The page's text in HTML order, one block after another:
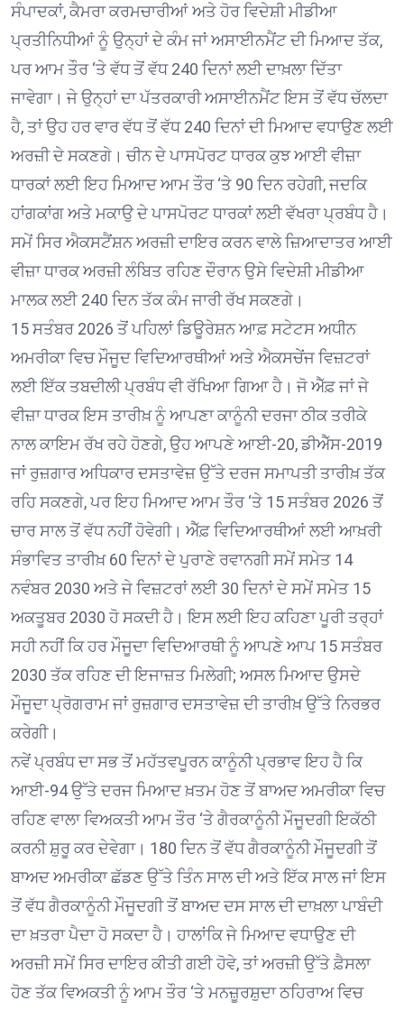
ਸੰਪਾਦਕਾਂ, ਕੈਮਰਾ ਕਰਮਚਾਰੀਆਂ ਅਤੇ ਹੋਰ ਵਿਦੇਸ਼ੀ ਮੀਡੀਆ
ਪ੍ਰਤੀਨਿਧੀਆਂ ਨੂੰ ਉਨ੍ਹਾਂ ਦੇ ਕੰਮ ਜਾਂ ਅਸਾਈਨਮੈਂਟ ਦੀ ਮਿਆਦ ਤੱਕ,
ਪਰ ਆਮ ਤੌਰ ‘ਤੇ ਵੱਧ ਤੋਂ ਵੱਧ 240 ਦਿਨਾਂ ਲਈ ਦਾਖ਼ਲਾ ਦਿੱਤਾ
ਜਾਵੇਗਾ। ਜੇ ਉਨ੍ਹਾਂ ਦਾ ਪੱਤਰਕਾਰੀ ਅਸਾਈਨਮੈਂਟ ਇਸ ਤੋਂ ਵੱਧ ਚੱਲਦਾ
ਹੈ, ਤਾਂ ਉਹ ਹਰ ਵਾਰ ਵੱਧ ਤੋਂ ਵੱਧ 240 ਦਿਨਾਂ ਦੀ ਮਿਆਦ ਵਧਾਉਣ ਲਈ
ਅਰਜ਼ੀ ਦੇ ਸਕਣਗੇ। ਚੀਨ ਦੇ ਪਾਸਪੋਰਟ ਧਾਰਕ ਕੁਝ ਆਈ ਵੀਜ਼ਾ
ਧਾਰਕਾਂ ਲਈ ਇਹ ਮਿਆਦ ਆਮ ਤੌਰ ‘ਤੇ 90 ਦਿਨ ਰਹੇਗੀ, ਜਦਕਿ
ਹਾਂਗਕਾਂਗ ਅਤੇ ਮਕਾਉ ਦੇ ਪਾਸਪੋਰਟ ਧਾਰਕਾਂ ਲਈ ਵੱਖਰਾ ਪ੍ਰਬੰਧ ਹੈ।
ਸਮੇਂ ਸਿਰ ਐਕਸਟੈਂਸ਼ਨ ਅਰਜ਼ੀ ਦਾਇਰ ਕਰਨ ਵਾਲੇ ਜ਼ਿਆਦਾਤਰ ਆਈ
ਵੀਜ਼ਾ ਧਾਰਕ ਅਰਜ਼ੀ ਲੰਬਿਤ ਰਹਿਣ ਦੌਰਾਨ ਉਸੇ ਵਿਦੇਸ਼ੀ ਮੀਡੀਆ
ਮਾਲਕ ਲਈ 240 ਦਿਨ ਤੱਕ ਕੰਮ ਜਾਰੀ ਰੱਖ ਸਕਣਗੇ।
15 ਸਤੰਬਰ 2026 ਤੋਂ ਪਹਿਲਾਂ ਡਿਊਰੇਸ਼ਨ ਆਫ਼ ਸਟੇਟਸ ਅਧੀਨ
ਅਮਰੀਕਾ ਵਿਚ ਮੌਜੂਦ ਵਿਦਿਆਰਥੀਆਂ ਅਤੇ ਐਕਸਚੇਂਜ ਵਿਜ਼ਟਰਾਂ
ਲਈ ਇੱਕ ਤਬਦੀਲੀ ਪ੍ਰਬੰਧ ਵੀ ਰੱਖਿਆ ਗਿਆ ਹੈ। ਜੋ ਐੱਫ਼ ਜਾਂ ਜੇ
ਵੀਜ਼ਾ ਧਾਰਕ ਇਸ ਤਾਰੀਖ਼ ਨੂੰ ਆਪਣਾ ਕਾਨੂੰਨੀ ਦਰਜਾ ਠੀਕ ਤਰੀਕੇ
ਨਾਲ ਕਾਇਮ ਰੱਖ ਰਹੇ ਹੋਣਗੇ, ਉਹ ਆਪਣੇ ਆਈ-20, ਡੀਐੱਸ-2019
ਜਾਂ ਰੁਜ਼ਗਾਰ ਅਧਿਕਾਰ ਦਸਤਾਵੇਜ਼ ਉੱਤੇ ਦਰਜ ਸਮਾਪਤੀ ਤਾਰੀਖ਼ ਤੱਕ
ਰਹਿ ਸਕਣਗੇ, ਪਰ ਇਹ ਮਿਆਦ ਆਮ ਤੌਰ ‘ਤੇ 15 ਸਤੰਬਰ 2026 ਤੋਂ
ਚਾਰ ਸਾਲ ਤੋਂ ਵੱਧ ਨਹੀਂ ਹੋਵੇਗੀ। ਐੱਫ਼ ਵਿਦਿਆਰਥੀਆਂ ਲਈ ਆਖ਼ਰੀ
ਸੰਭਾਵਿਤ ਤਾਰੀਖ਼ 60 ਦਿਨਾਂ ਦੇ ਪੁਰਾਣੇ ਰਵਾਨਗੀ ਸਮੇਂ ਸਮੇਤ 14
ਨਵੰਬਰ 2030 ਅਤੇ ਜੇ ਵਿਜ਼ਟਰਾਂ ਲਈ 30 ਦਿਨਾਂ ਦੇ ਸਮੇਂ ਸਮੇਤ 15
ਅਕਤੂਬਰ 2030 ਹੋ ਸਕਦੀ ਹੈ। ਇਸ ਲਈ ਇਹ ਕਹਿਣਾ ਪੂਰੀ ਤਰ੍ਹਾਂ
ਸਹੀ ਨਹੀਂ ਕਿ ਹਰ ਮੌਜੂਦਾ ਵਿਦਿਆਰਥੀ ਨੂੰ ਆਪਣੇ ਆਪ 15 ਸਤੰਬਰ
2030 ਤੱਕ ਰਹਿਣ ਦੀ ਇਜਾਜ਼ਤ ਮਿਲੇਗੀ; ਅਸਲ ਮਿਆਦ ਉਸਦੇ
ਮੌਜੂਦਾ ਪ੍ਰੋਗਰਾਮ ਜਾਂ ਰੁਜ਼ਗਾਰ ਦਸਤਾਵੇਜ਼ ਦੀ ਤਾਰੀਖ਼ ਉੱਤੇ ਨਿਰਭਰ
ਕਰੇਗੀ।
ਨਵੇਂ ਪ੍ਰਬੰਧ ਦਾ ਸਭ ਤੋਂ ਮਹੱਤਵਪੂਰਨ ਕਾਨੂੰਨੀ ਪ੍ਰਭਾਵ ਇਹ ਹੈ ਕਿ
ਆਈ-94 ਉੱਤੇ ਦਰਜ ਮਿਆਦ ਖ਼ਤਮ ਹੋਣ ਤੋਂ ਬਾਅਦ ਅਮਰੀਕਾ ਵਿਚ
ਰਹਿਣ ਵਾਲਾ ਵਿਅਕਤੀ ਆਮ ਤੌਰ ‘ਤੇ ਗੈਰਕਾਨੂੰਨੀ ਮੌਜੂਦਗੀ ਇਕੱਠੀ
ਕਰਨੀ ਸ਼ੁਰੂ ਕਰ ਦੇਵੇਗਾ। 180 ਦਿਨ ਤੋਂ ਵੱਧ ਗੈਰਕਾਨੂੰਨੀ ਮੌਜੂਦਗੀ ਤੋਂ
ਬਾਅਦ ਅਮਰੀਕਾ ਛੱਡਣ ਉੱਤੇ ਤਿੰਨ ਸਾਲ ਦੀ ਅਤੇ ਇੱਕ ਸਾਲ ਜਾਂ ਇਸ
ਤੋਂ ਵੱਧ ਗੈਰਕਾਨੂੰਨੀ ਮੌਜੂਦਗੀ ਤੋਂ ਬਾਅਦ ਦਸ ਸਾਲ ਦੀ ਦਾਖ਼ਲਾ ਪਾਬੰਦੀ
ਦਾ ਖ਼ਤਰਾ ਪੈਦਾ ਹੋ ਸਕਦਾ ਹੈ। ਹਾਲਾਂਕਿ ਜੇ ਮਿਆਦ ਵਧਾਉਣ ਦੀ
ਅਰਜ਼ੀ ਸਮੇਂ ਸਿਰ ਦਾਇਰ ਕੀਤੀ ਗਈ ਹੋਵੇ, ਤਾਂ ਅਰਜ਼ੀ ਉੱਤੇ ਫ਼ੈਸਲਾ
ਹੋਣ ਤੱਕ ਵਿਅਕਤੀ ਨੂੰ ਆਮ ਤੌਰ ‘ਤੇ ਮਨਜ਼ੂਰਸ਼ੁਦਾ ਠਹਿਰਾਅ ਵਿਚ